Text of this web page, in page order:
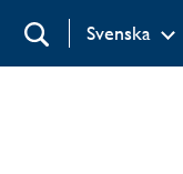
Svenska
Sök